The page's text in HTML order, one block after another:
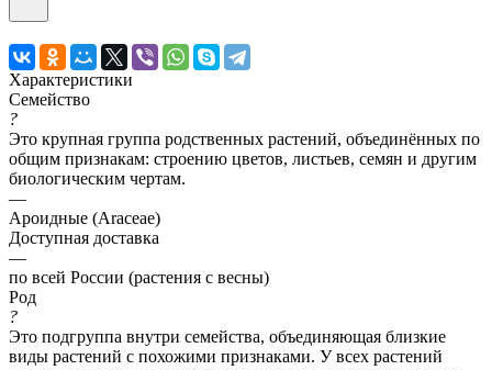
Характеристики
Семейство
?
Это крупная группа родственных растений, объединённых по
общим признакам: строению цветов, листьев, семян и другим
биологическим чертам.
—
Ароидные (Araceae)
Доступная доставка
—
по всей России (растения с весны)
Род
?
Это подгруппа внутри семейства, объединяющая близкие
виды растений с похожими признаками. У всех растений